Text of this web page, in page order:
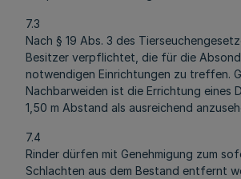
7.3
Nach § 19 Abs. 3 des
Besitzer verpflichtet, die für die
notwendigen Einrichtungen zu treffen.
Nachbarweiden ist die Errichtung eines
1,50 m Abstand als ausreichend
7.4
Rinder dürfen mit Genehmigung zum
Schlachten aus dem Bestand entfernt